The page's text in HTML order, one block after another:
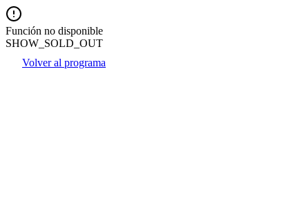
Función no disponible
SHOW_SOLD_OUT
Volver al programa